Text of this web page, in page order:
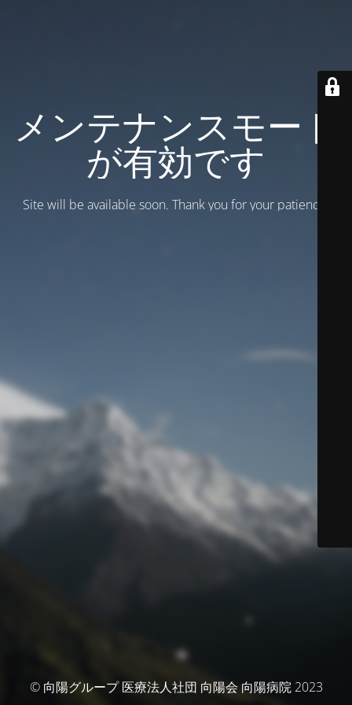
メンテナンスモード
が有効です
Site will be available soon. Thank you for your patience!
© 向陽グループ 医療法人社団 向陽会 向陽病院 2023